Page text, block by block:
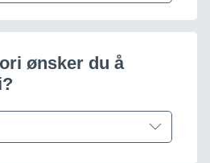
ønsker du å